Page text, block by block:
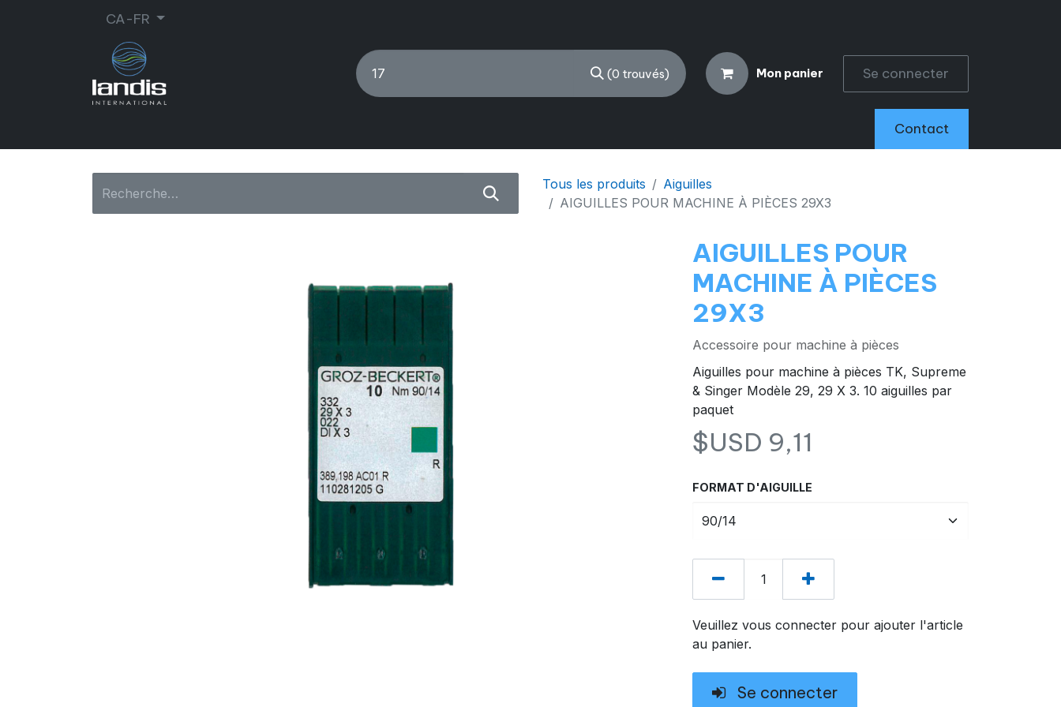
CA-FR
(0 trouvés) Mon panier Se connecter
Contact
Tous les produits
Aiguilles
AIGUILLES POUR MACHINE À PIÈCES 29X3
AIGUILLES POUR
MACHINE À PIÈCES
29X3
Accessoire pour machine à pièces
Aiguilles pour machine à pièces TK, Supreme
& Singer Modèle 29, 29 X 3. 10 aiguilles par
paquet
$USD 9,11
FORMAT D'AIGUILLE
Veuillez vous connecter pour ajouter l'article
au panier.
Se connecter